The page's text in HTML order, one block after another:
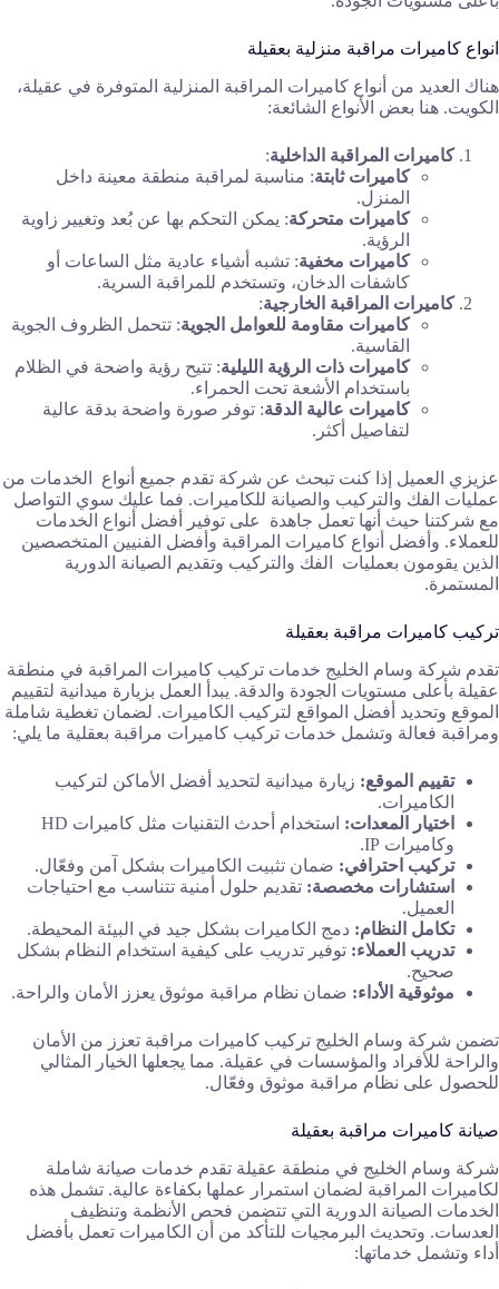
انواع كاميرات مراقبة منزلية بعقيلة
هناك العديد من أنواع كاميرات المراقبة المنزلية المتوفرة في عقيلة،
الكويت. هنا بعض الأنواع الشائعة:
كاميرات المراقبة الداخلية:
كاميرات ثابتة: مناسبة لمراقبة منطقة معينة داخل
المنزل.
كاميرات متحركة: يمكن التحكم بها عن بُعد وتغيير زاوية
الرؤية.
كاميرات مخفية: تشبه أشياء عادية مثل الساعات أو
كاشفات الدخان، وتستخدم للمراقبة السرية.
كاميرات المراقبة الخارجية:
كاميرات مقاومة للعوامل الجوية: تتحمل الظروف الجوية
القاسية.
كاميرات ذات الرؤية الليلية: تتيح رؤية واضحة في الظلام
باستخدام الأشعة تحت الحمراء.
كاميرات عالية الدقة: توفر صورة واضحة بدقة عالية
لتفاصيل أكثر.
عزيزي العميل إذا كنت تبحث عن شركة تقدم جميع أنواع الخدمات من
عمليات الفك والتركيب والصيانة للكاميرات. فما عليك سوي التواصل
مع شركتنا حيث أنها تعمل جاهدة على توفير أفضل أنواع الخدمات
للعملاء. وأفضل أنواع كاميرات المراقبة وأفضل الفنيين المتخصصين
الذين يقومون بعمليات الفك والتركيب وتقديم الصيانة الدورية
المستمرة.
تركيب كاميرات مراقبة بعقيلة
تقدم شركة وسام الخليج خدمات تركيب كاميرات المراقبة في منطقة
عقيلة بأعلى مستويات الجودة والدقة. يبدأ العمل بزيارة ميدانية لتقييم
الموقع وتحديد أفضل المواقع لتركيب الكاميرات. لضمان تغطية شاملة
ومراقبة فعالة وتشمل خدمات تركيب كاميرات مراقبة بعقلية ما يلي:
تقييم الموقع: زيارة ميدانية لتحديد أفضل الأماكن لتركيب
الكاميرات.
اختيار المعدات:
استخدام أحدث التقنيات مثل كاميرات HD
وكاميرات IP.
تركيب احترافي: ضمان تثبيت الكاميرات بشكل آمن وفعّال.
استشارات مخصصة: تقديم حلول أمنية تتناسب مع احتياجات
العميل.
تكامل النظام: دمج الكاميرات بشكل جيد في البيئة المحيطة.
تدريب العملاء: توفير تدريب على كيفية استخدام النظام بشكل
صحيح.
موثوقية الأداء: ضمان نظام مراقبة موثوق يعزز الأمان والراحة.
تضمن شركة وسام الخليج تركيب كاميرات مراقبة تعزز من الأمان
والراحة للأفراد والمؤسسات في عقيلة. مما يجعلها الخيار المثالي
للحصول على نظام مراقبة موثوق وفعّال.
صيانة كاميرات مراقبة بعقيلة
شركة وسام الخليج في منطقة عقيلة تقدم خدمات صيانة شاملة
لكاميرات المراقبة لضمان استمرار عملها بكفاءة عالية. تشمل هذه
الخدمات الصيانة الدورية التي تتضمن فحص الأنظمة وتنظيف
العدسات. وتحديث البرمجيات للتأكد من أن الكاميرات تعمل بأفضل
أداء وتشمل خدماتها: